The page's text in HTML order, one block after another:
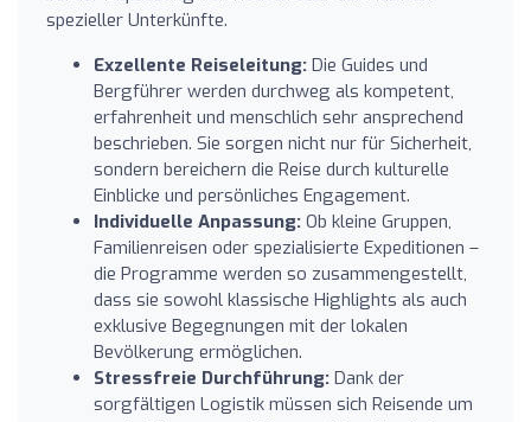
spezieller Unterkünfte.
Exzellente Reiseleitung: Die Guides und
Bergführer werden durchweg als kompetent,
erfahrenheit und menschlich sehr ansprechend
beschrieben. Sie sorgen nicht nur für Sicherheit,
sondern bereichern die Reise durch kulturelle
Einblicke und persönliches Engagement.
Individuelle Anpassung: Ob kleine Gruppen,
Familienreisen oder spezialisierte Expeditionen –
die Programme werden so zusammengestellt,
dass sie sowohl klassische Highlights als auch
exklusive Begegnungen mit der lokalen
Bevölkerung ermöglichen.
Stressfreie Durchführung: Dank der
sorgfältigen Logistik müssen sich Reisende um